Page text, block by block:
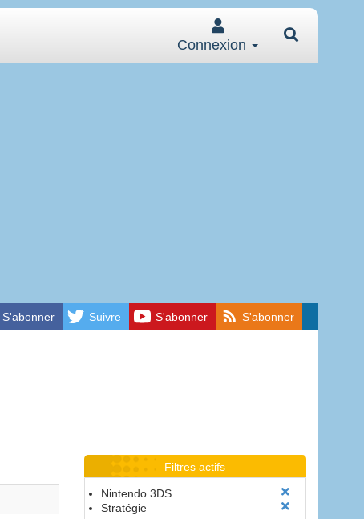
Connexion
S'abonner Suivre S'abonner S'abonner
Filtres actifs
Nintendo 3DS
Stratégie